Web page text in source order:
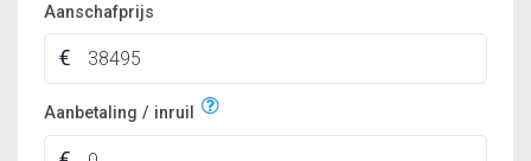
Aanschafprijs
Aanbetaling / inruil